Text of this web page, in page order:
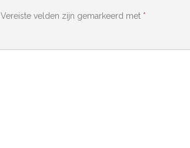
Vereiste velden zijn gemarkeerd met *